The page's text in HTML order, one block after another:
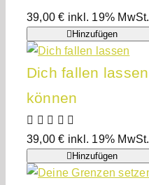
39,00€ inkl. 19% MwSt.
Hinzufügen
Dich fallen lassen
können
39,00€ inkl. 19% MwSt.
Hinzufügen